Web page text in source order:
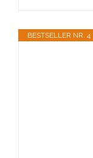
BESTSELLER NR. 4